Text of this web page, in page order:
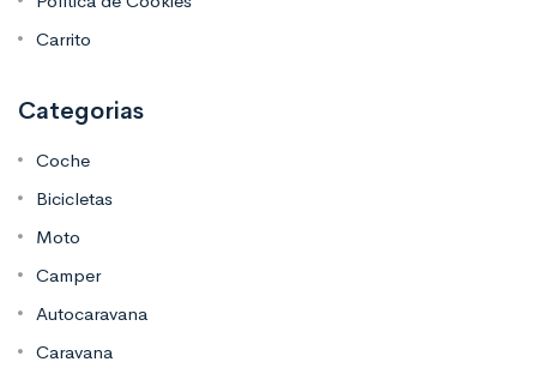
Carrito
Categorias
Coche
Bicicletas
Moto
Camper
Autocaravana
Caravana